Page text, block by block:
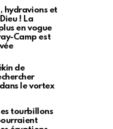
hydravions et
! La
en vogue
Camp est
de
le vortex
tourbillons